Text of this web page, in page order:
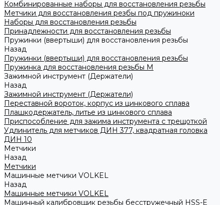
Комбинированные наборы для восстановления резьбы
Метчики для восстановления резбы под пружиноки
Наборы для восстановления резьбы
Принадлежности для восстановления резьбы
Пружинки (ввертыши) для восстановления резьбы
Назад
Пружинки (ввертыши) для восстановления резьбы
Пружинка для восстановления резьбы M
Зажимной инструмент (Держатели)
Назад
Зажимной инструмент (Держатели)
Переставной вороток, корпус из цинкового сплава
Плашкодержатель, литье из цинкового сплава
Приспособление для зажима инструмента с трещоткой
Удлинитель для метчиков ДИН 377, квадратная головка
ДИН 10
Метчики
Назад
Метчики
Машинные метчики VOLKEL
Назад
Машинные метчики VOLKEL
Машинный калибровщик резьбы бесстружечный HSS-Е